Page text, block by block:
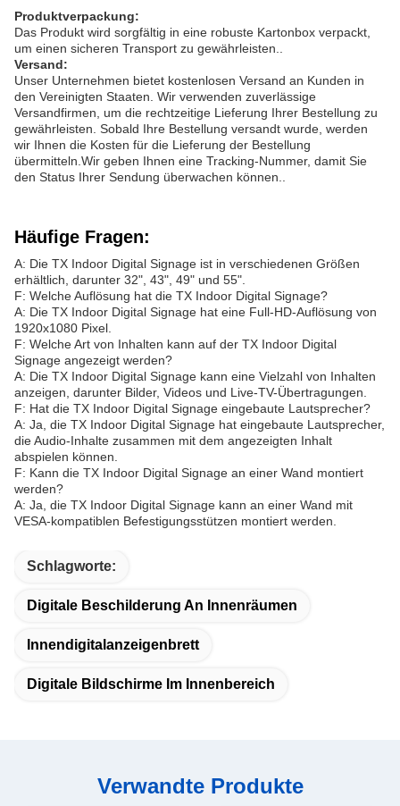
Produktverpackung:
Das Produkt wird sorgfältig in eine robuste Kartonbox verpackt,
um einen sicheren Transport zu gewährleisten..
Versand:
Unser Unternehmen bietet kostenlosen Versand an Kunden in
den Vereinigten Staaten. Wir verwenden zuverlässige
Versandfirmen, um die rechtzeitige Lieferung Ihrer Bestellung zu
gewährleisten. Sobald Ihre Bestellung versandt wurde, werden
wir Ihnen die Kosten für die Lieferung der Bestellung
übermitteln.Wir geben Ihnen eine Tracking-Nummer, damit Sie
den Status Ihrer Sendung überwachen können..
Häufige Fragen:
A: Die TX Indoor Digital Signage ist in verschiedenen Größen
erhältlich, darunter 32", 43", 49" und 55".
F: Welche Auflösung hat die TX Indoor Digital Signage?
A: Die TX Indoor Digital Signage hat eine Full-HD-Auflösung von
1920x1080 Pixel.
F: Welche Art von Inhalten kann auf der TX Indoor Digital
Signage angezeigt werden?
A: Die TX Indoor Digital Signage kann eine Vielzahl von Inhalten
anzeigen, darunter Bilder, Videos und Live-TV-Übertragungen.
F: Hat die TX Indoor Digital Signage eingebaute Lautsprecher?
A: Ja, die TX Indoor Digital Signage hat eingebaute Lautsprecher,
die Audio-Inhalte zusammen mit dem angezeigten Inhalt
abspielen können.
F: Kann die TX Indoor Digital Signage an einer Wand montiert
werden?
A: Ja, die TX Indoor Digital Signage kann an einer Wand mit
VESA-kompatiblen Befestigungsstützen montiert werden.
Schlagworte:
Digitale Beschilderung An Innenräumen
Innendigitalanzeigenbrett
Digitale Bildschirme Im Innenbereich
Verwandte Produkte